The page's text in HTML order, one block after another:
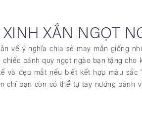
XẮN NGỌT
về ý nghĩa chia sẻ may mắn giống
bánh quy ngọt ngào bạn tặng cho
và đẹp mắt nếu biết kết hợp màu sắc
chí bạn còn có thể tự tay nướng bánh